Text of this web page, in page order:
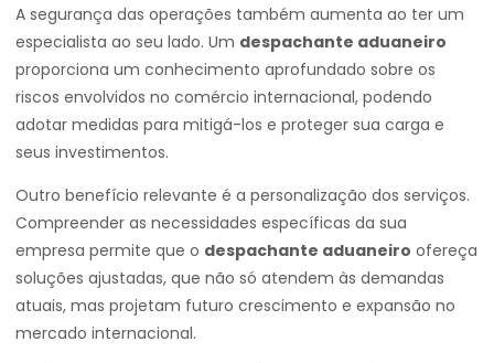
A segurança das operações também aumenta ao ter um
especialista ao seu lado. Um despachante aduaneiro
proporciona um conhecimento aprofundado sobre os
riscos envolvidos no comércio internacional, podendo
adotar medidas para mitigá-los e proteger sua carga e
seus investimentos.
Outro benefício relevante é a personalização dos serviços.
Compreender as necessidades específicas da sua
empresa permite que o despachante aduaneiro ofereça
soluções ajustadas, que não só atendem às demandas
atuais, mas projetam futuro crescimento e expansão no
mercado internacional.